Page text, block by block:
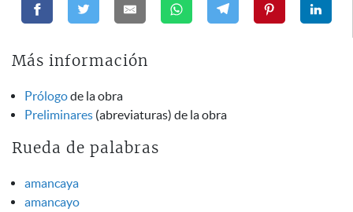
Más información
Prólogode la obra
Preliminares (abreviaturas) de la obra
Rueda de palabras
amancaya
amancayo